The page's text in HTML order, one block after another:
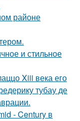
районе
и стильное
Xiii века его
тубау де
- Century в